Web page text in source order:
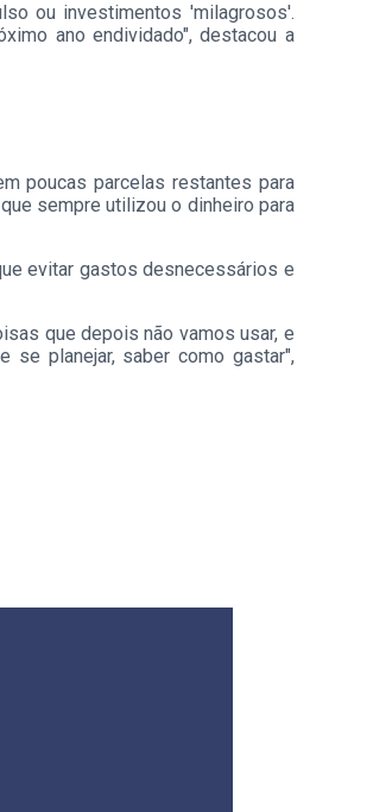
ou investimentos 'milagrosos'.
ano endividado", destacou a
poucas parcelas restantes para
sempre utilizou o dinheiro para
evitar gastos desnecessários e
que depois não vamos usar, e
se planejar, saber como gastar",